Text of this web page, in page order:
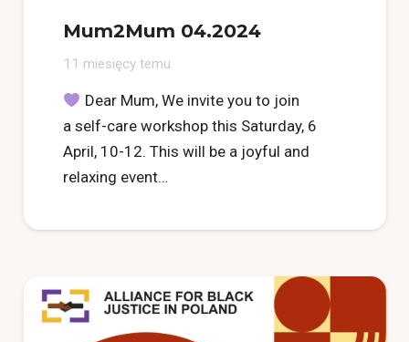
Mum2Mum 04.2024
11 miesięcy temu
Dear Mum, We invite you to join
a self-care workshop this Saturday, 6
April, 10-12. This will be a joyful and
relaxing event…